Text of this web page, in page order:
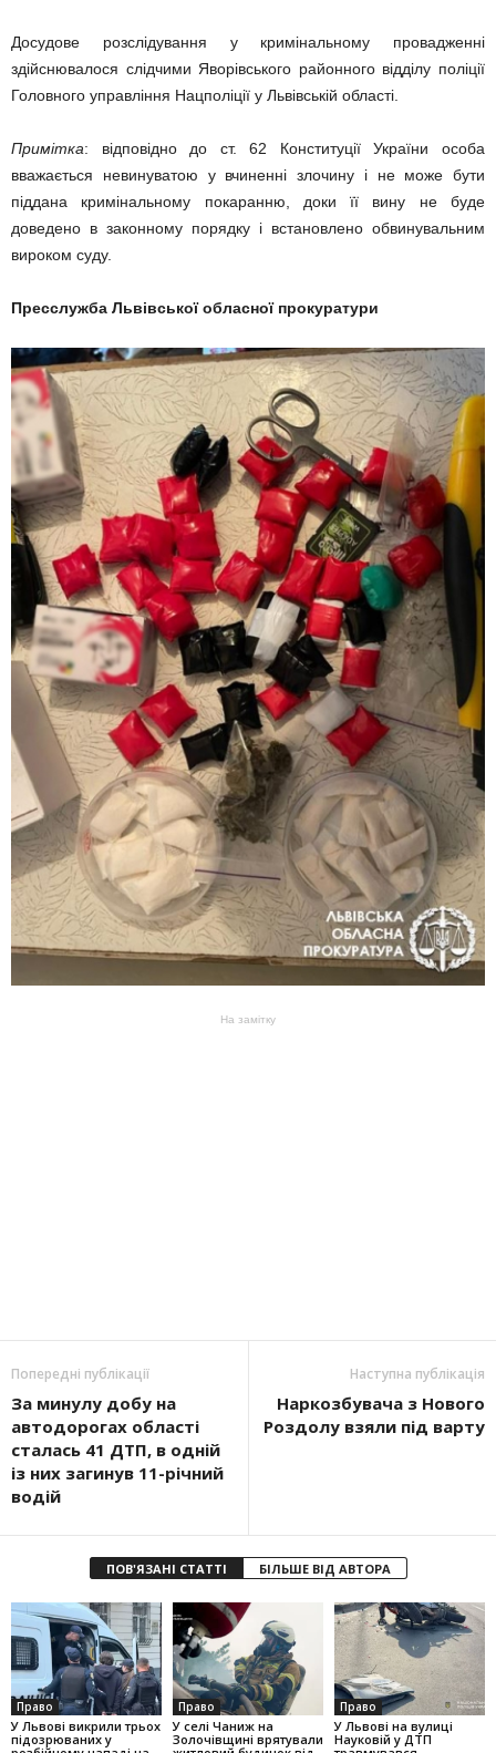
Досудове розслідування у кримінальному провадженні
здійснювалося слідчими Яворівського районного відділу поліції
Головного управління Нацполіції у Львівській області.
Примітка: відповідно до ст. 62 Конституції України особа
вважається невинуватою у вчиненні злочину і не може бути
піддана кримінальному покаранню, доки її вину не буде
доведено в законному порядку і встановлено обвинувальним
вироком суду.
Пресслужба Львівської обласної прокуратури
На замітку
Попередні публікації
За минулу добу на
автодорогах області
сталась 41 ДТП, в одній
із них загинув 11-річний
водій
Наступна публікація
Наркозбувача з Нового
Роздолу взяли під варту
ПОВ'ЯЗАНІ СТАТТІ БІЛЬШЕ ВІД АВТОРА
Право
У Львові викрили трьох
підозрюваних у
Право
У селі Чаниж на
Золочівщині врятували
Право
У Львові на вулиці
Науковій у ДТП